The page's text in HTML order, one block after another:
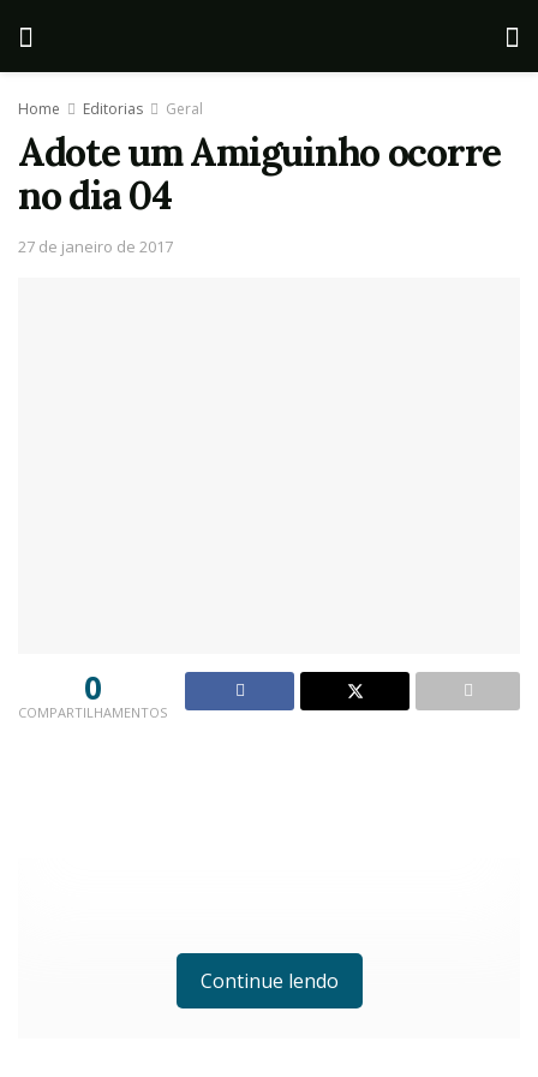
Home Editorias Geral
Adote um Amiguinho ocorre
no dia 04
27 de janeiro de 2017
0
COMPARTILHAMENTOS
Continue lendo